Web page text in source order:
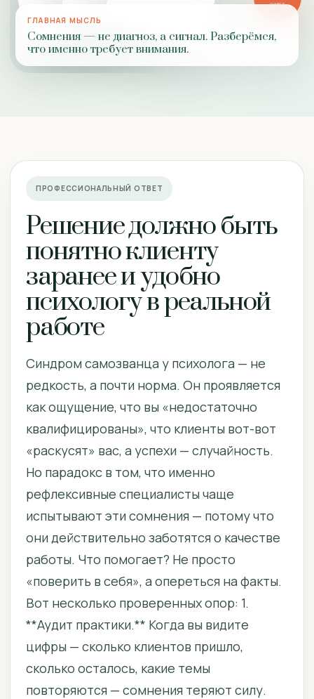
ОТВЕТ
ГЛАВНАЯ МЫСЛЬ
Сомнения — не диагноз, а сигнал. Разберёмся,
что именно требует внимания.
ПРОФЕССИОНАЛЬНЫЙ ОТВЕТ
Решение должно быть
понятно клиенту
заранее и удобно
психологу в реальной
работе
Синдром самозванца у психолога — не
редкость, а почти норма. Он проявляется
как ощущение, что вы «недостаточно
квалифицированы», что клиенты вот-вот
«раскусят» вас, а успехи — случайность.
Но парадокс в том, что именно
рефлексивные специалисты чаще
испытывают эти сомнения — потому что
они действительно заботятся о качестве
работы. Что помогает? Не просто
«поверить в себя», а опереться на факты.
Вот несколько проверенных опор: 1.
**Аудит практики.** Когда вы видите
цифры — сколько клиентов пришло,
сколько осталось, какие темы
повторяются — сомнения теряют силу.